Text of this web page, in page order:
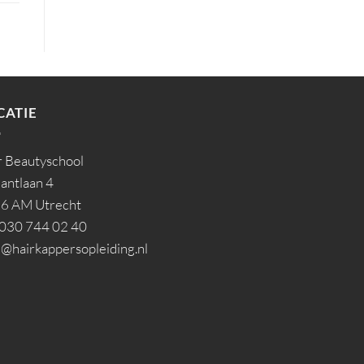
Beautyschool
4
AM Utrecht
744 02 40